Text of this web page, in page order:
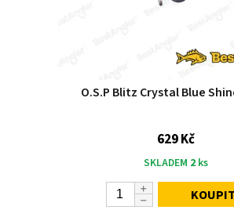
O.S.P Blitz Crystal Blue
629 Kč
SKLADEM 2 ks
KOUPIT